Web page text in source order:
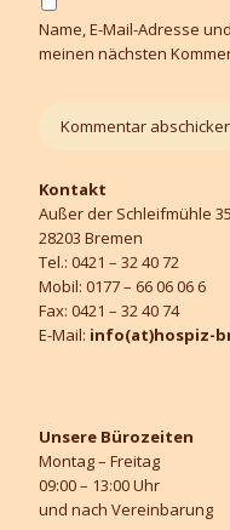
Name, E-Mail-Adresse
meinen nächsten
Kontakt
Außer der Schleifmühle
28203 Bremen
Tel.: 0421 – 32 40 72
Mobil: 0177 – 66 06 06 6
Fax: 0421 – 32 40 74
E-Mail: info(at)hospiz-
Unsere Bürozeiten
Montag – Freitag
09:00 – 13:00 Uhr
und nach Vereinbarung